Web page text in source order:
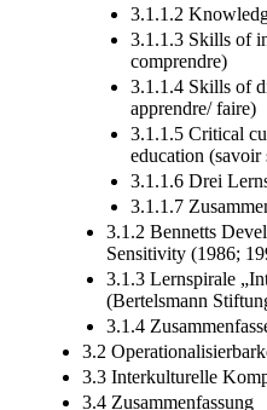
3.1.1.1 Attitudes
3.1.1.2
3.1.1.3 Skills of
comprendre)
3.1.1.4 Skills of
apprendre/ faire)
3.1.1.5 Critical
education (savoir
3.1.1.6 Drei
3.1.1.7
3.1.2 Bennetts
Sensitivity (1986;
3.1.3 Lernspirale
(Bertelsmann
3.1.4
3.2
3.3 Interkulturelle